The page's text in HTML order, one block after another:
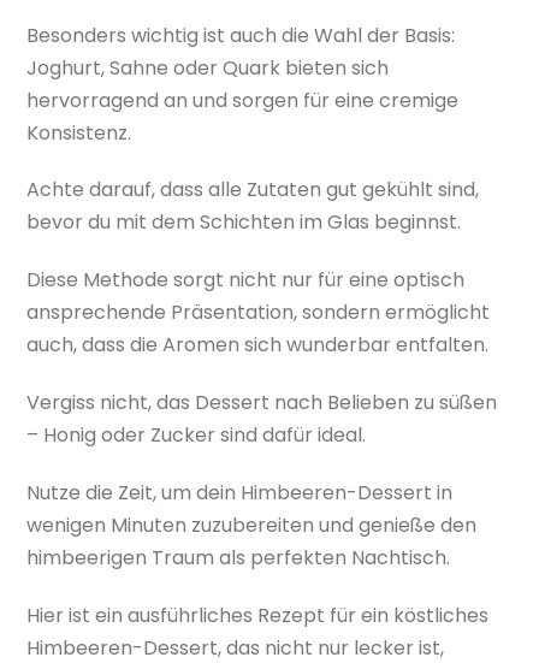
Besonders wichtig ist auch die Wahl der Basis:
Joghurt, Sahne oder Quark bieten sich
hervorragend an und sorgen für eine cremige
Konsistenz.
Achte darauf, dass alle Zutaten gut gekühlt sind,
bevor du mit dem Schichten im Glas beginnst.
Diese Methode sorgt nicht nur für eine optisch
ansprechende Präsentation, sondern ermöglicht
auch, dass die Aromen sich wunderbar entfalten.
Vergiss nicht, das Dessert nach Belieben zu süßen
– Honig oder Zucker sind dafür ideal.
Nutze die Zeit, um dein Himbeeren-Dessert in
wenigen Minuten zuzubereiten und genieße den
himbeerigen Traum als perfekten Nachtisch.
Hier ist ein ausführliches Rezept für ein köstliches
Himbeeren-Dessert, das nicht nur lecker ist,